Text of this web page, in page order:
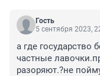
Гость
5 сентября 2023,
а где государство
частные
разоряют.?не